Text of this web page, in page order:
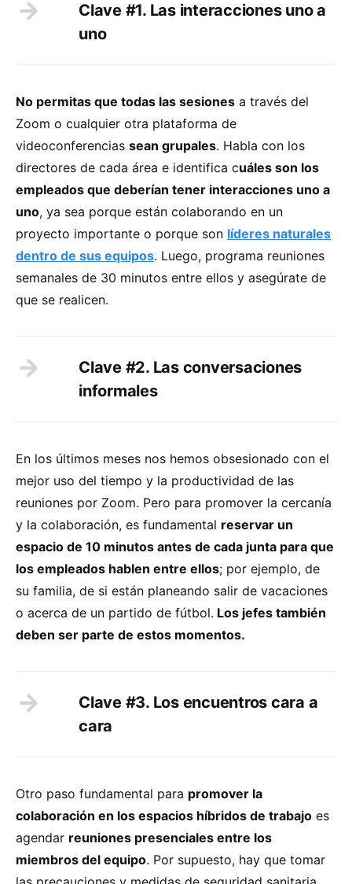
Clave #1. Las interacciones uno a
uno
No permitas que todas las sesiones a través del
Zoom o cualquier otra plataforma de
videoconferencias sean grupales. Habla con los
directores de cada área e identifica cuáles son los
empleados que deberían tener interacciones uno a
uno, ya sea porque están colaborando en un
proyecto importante o porque son líderes naturales
dentro de sus equipos. Luego, programa reuniones
semanales de 30 minutos entre ellos y asegúrate de
que se realicen.
Clave #2. Las conversaciones
informales
En los últimos meses nos hemos obsesionado con el
mejor uso del tiempo y la productividad de las
reuniones por Zoom. Pero para promover la cercanía
y la colaboración, es fundamental reservar un
espacio de 10 minutos antes de cada junta para que
los empleados hablen entre ellos; por ejemplo, de
su familia, de si están planeando salir de vacaciones
o acerca de un partido de fútbol. Los jefes también
deben ser parte de estos momentos.
Clave #3. Los encuentros cara a
cara
Otro paso fundamental para promover la
colaboración en los espacios híbridos de trabajo es
agendar reuniones presenciales entre los
miembros del equipo. Por supuesto, hay que tomar